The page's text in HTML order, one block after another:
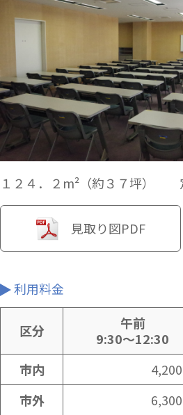
１２４．２m²（約３７坪）
見取り図PDF
利用料金
区分
午前
9:30～12:30
市内
市外